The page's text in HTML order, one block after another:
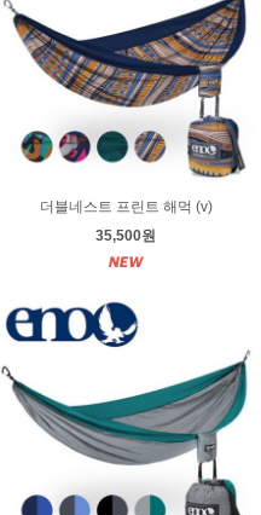
더블네스트 프린트 해먹 (v)
35,500원